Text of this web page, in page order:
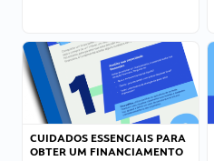
CUIDADOS ESSENCIAIS PARA
OBTER UM FINANCIAMENTO